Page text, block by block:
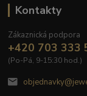
Kontakty
Zákaznická podpora
+420 703 333
(Po-Pá, 9-15:30 hod.)